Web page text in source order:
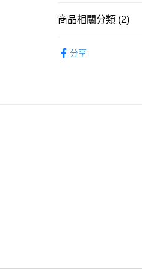
WeChat Pay
送貨方式
商品相關分類 (2)
分享